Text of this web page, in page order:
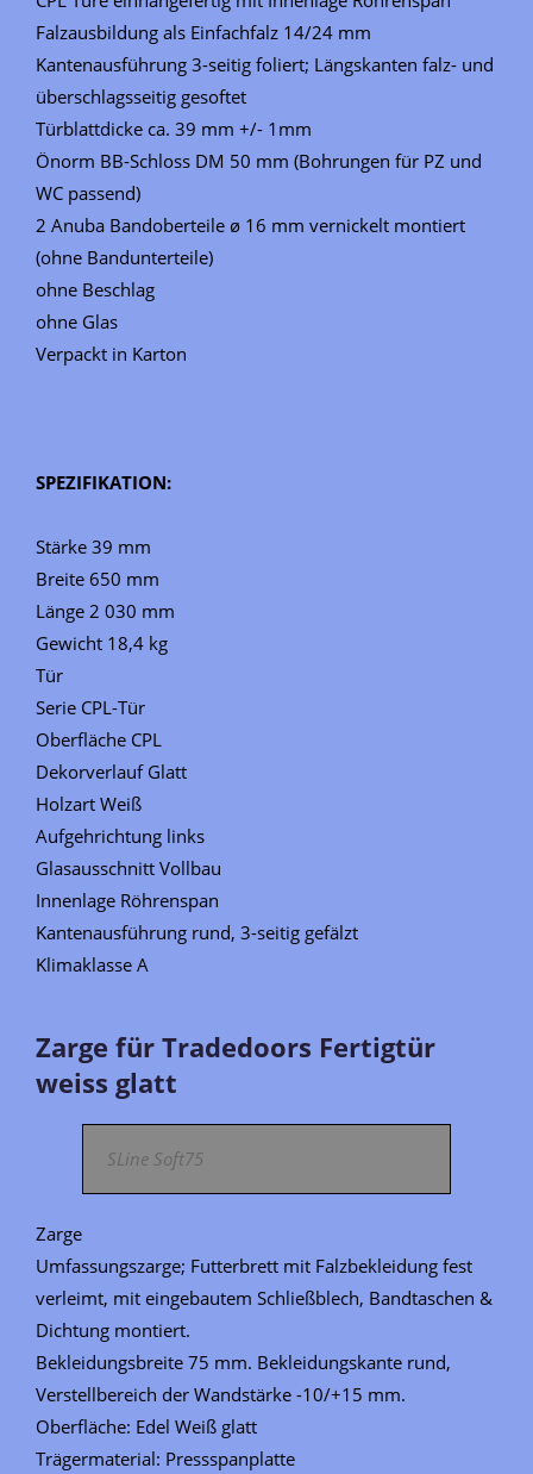
Falzausbildung als Einfachfalz 14/24 mm
Kantenausführung 3-seitig foliert; Längskanten falz- und
überschlagsseitig gesoftet
Türblattdicke ca. 39 mm +/- 1mm
Önorm BB-Schloss DM 50 mm (Bohrungen für PZ und
WC passend)
2 Anuba Bandoberteile ø 16 mm vernickelt montiert
(ohne Bandunterteile)
ohne Beschlag
ohne Glas
Verpackt in Karton
SPEZIFIKATION:
Stärke 39 mm
Breite 650 mm
Länge 2 030 mm
Gewicht 18,4 kg
Tür
Serie CPL-Tür
Oberfläche CPL
Dekorverlauf Glatt
Holzart Weiß
Aufgehrichtung links
Glasausschnitt Vollbau
Innenlage Röhrenspan
Kantenausführung rund, 3-seitig gefälzt
Klimaklasse A
Zarge für Tradedoors Fertigtür
weiss glatt
SLine Soft75
Zarge
Umfassungszarge; Futterbrett mit Falzbekleidung fest
verleimt, mit eingebautem Schließblech, Bandtaschen &
Dichtung montiert.
Bekleidungsbreite 75 mm. Bekleidungskante rund,
Verstellbereich der Wandstärke -10/+15 mm.
Oberfläche: Edel Weiß glatt
Trägermaterial: Pressspanplatte